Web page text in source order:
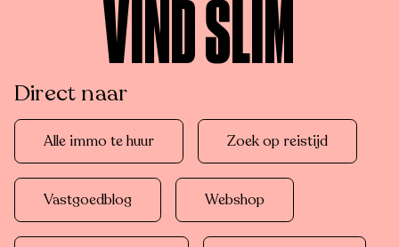
VIND SLIM
Direct naar
Alle immo te huur Zoek op reistijd
Vastgoedblog Webshop